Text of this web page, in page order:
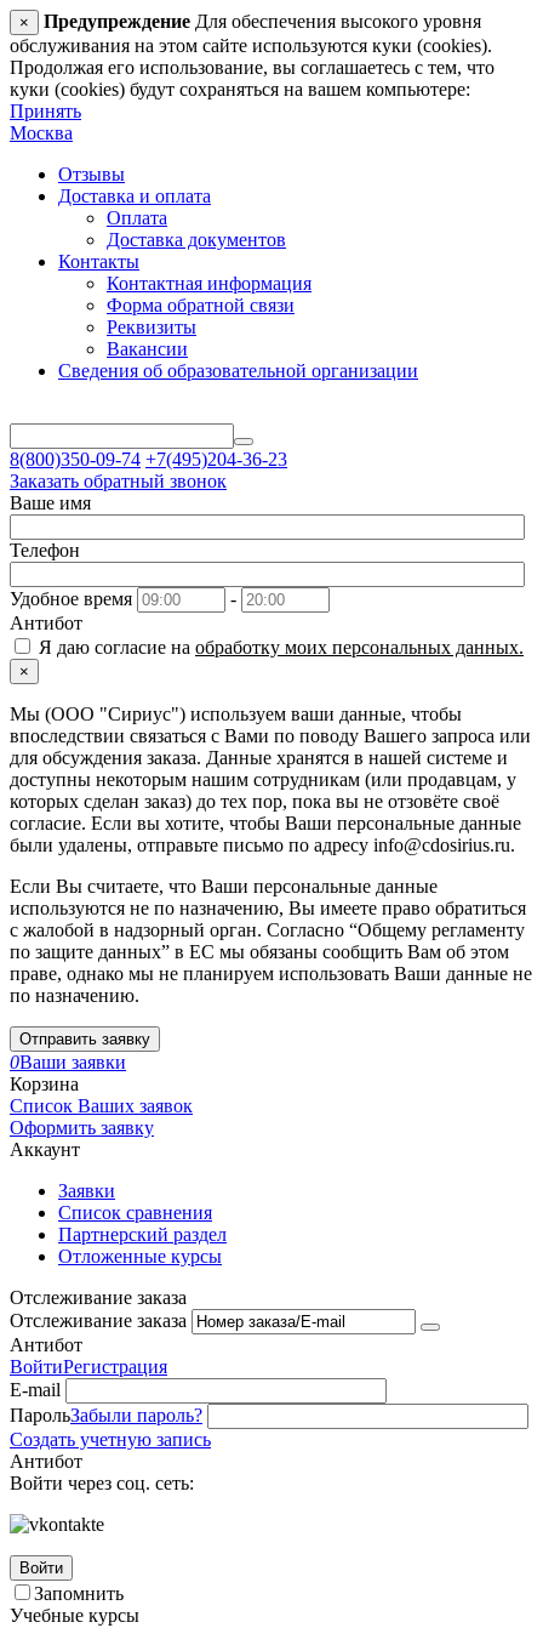
× Предупреждение Для обеспечения высокого уровня
обслуживания на этом сайте используются куки (cookies).
Продолжая его использование, вы соглашаетесь с тем, что
куки (cookies) будут сохраняться на вашем компьютере:
Принять
Москва
Отзывы
Доставка и оплата
Оплата
Доставка документов
Контакты
Контактная информация
Форма обратной связи
Реквизиты
Вакансии
Сведения об образовательной организации
8(800)350-09-74 +7(495)204-36-23
Заказать обратный звонок
Ваше имя
Телефон
Удобное время
-
Антибот
Я даю согласие на обработку моих персональных данных.
×
Мы (ООО "Сириус") используем ваши данные, чтобы
впоследствии связаться с Вами по поводу Вашего запроса или
для обсуждения заказа. Данные хранятся в нашей системе и
доступны некоторым нашим сотрудникам (или продавцам, у
которых сделан заказ) до тех пор, пока вы не отзовёте своё
согласие. Если вы хотите, чтобы Ваши персональные данные
были удалены, отправьте письмо по адресу info@cdosirius.ru.
Если Вы считаете, что Ваши персональные данные
используются не по назначению, Вы имеете право обратиться
с жалобой в надзорный орган. Согласно “Общему регламенту
по защите данных” в ЕС мы обязаны сообщить Вам об этом
праве, однако мы не планируем использовать Ваши данные не
по назначению.
Отправить заявку
0Ваши заявки
Корзина
Список Ваших заявок
Оформить заявку
Аккаунт
Заявки
Список сравнения
Партнерский раздел
Отложенные курсы
Отслеживание заказа
Отслеживание заказа
Антибот
ВойтиРегистрация
E-mail
ПарольЗабыли пароль?
Создать учетную запись
Антибот
Войти через соц. сеть:
Войти
Запомнить
Учебные курсы